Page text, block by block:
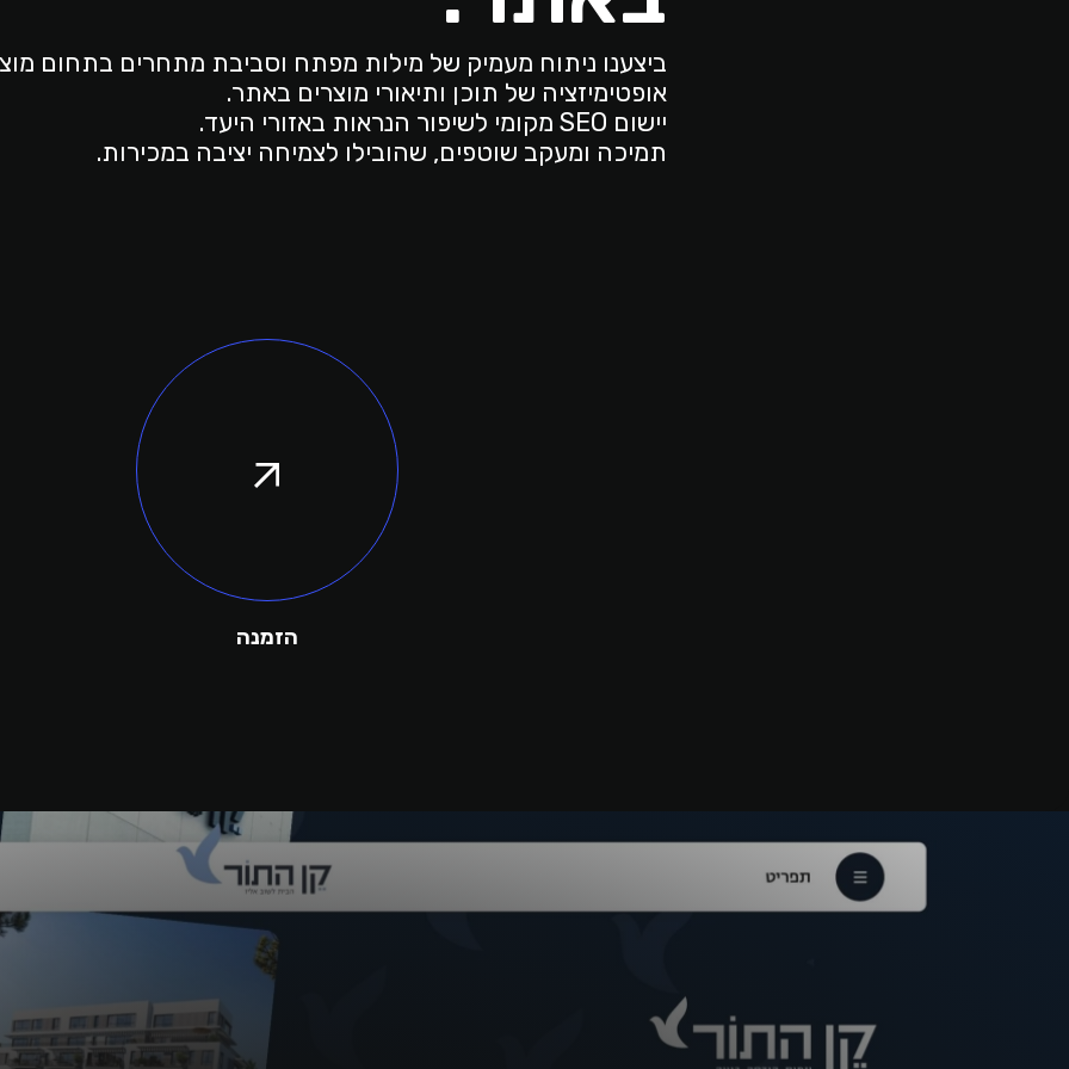
ביצענו ניתוח מעמיק של מילות מפתח וסביבת מתחרים בתחום
אופטימיזציה של תוכן ותיאורי מוצרים באתר.
יישום SEO מקומי לשיפור הנראות באזורי היעד.
תמיכה ומעקב שוטפים, שהובילו לצמיחה יציבה במכירות.
הזמנה